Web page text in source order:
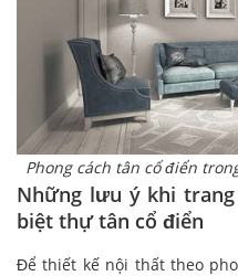
Phong cách tân cổ điển
Những lưu ý khi
biệt thự tân cổ điển
Để thiết kế nội thất theo